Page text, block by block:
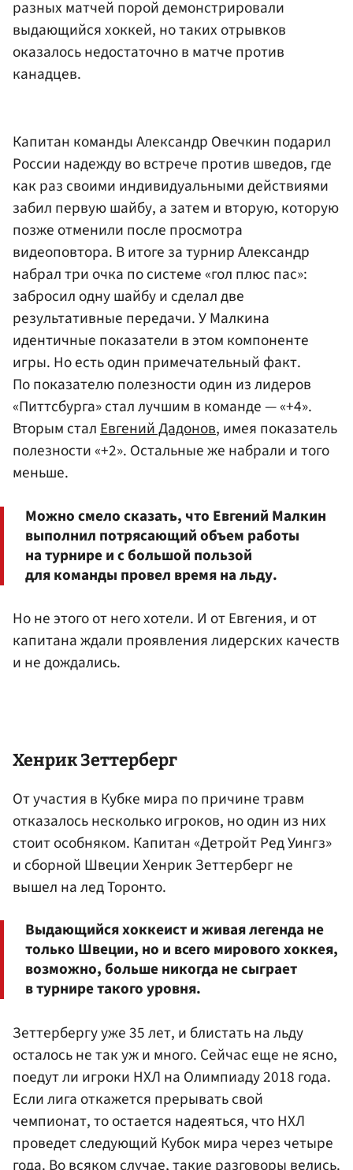
разных матчей порой демонстрировали
выдающийся хоккей, но таких отрывков
оказалось недостаточно в матче против
канадцев.
Капитан команды Александр Овечкин подарил
России надежду во встрече против шведов, где
как раз своими индивидуальными действиями
забил первую шайбу, а затем и вторую, которую
позже отменили после просмотра
видеоповтора. В итоге за турнир Александр
набрал три очка по системе «гол плюс пас»:
забросил одну шайбу и сделал две
результативные передачи. У Малкина
идентичные показатели в этом компоненте
игры. Но есть один примечательный факт.
По показателю полезности один из лидеров
«Питтсбурга» стал лучшим в команде — «+4».
Вторым сталЕвгений Дадонов, имея показатель
полезности «+2». Остальные же набрали и того
меньше.
Можно смело сказать, что Евгений Малкин
выполнил потрясающий объем работы
на турнире и с большой пользой
для команды провел время на льду.
Но не этого от него хотели. И от Евгения, и от
капитана ждали проявления лидерских качеств
и не дождались.
Хенрик Зеттерберг
От участия в Кубке мира по причине травм
отказалось несколько игроков, но один из них
стоит особняком. Капитан «Детройт Ред Уингз»
и сборной Швеции Хенрик Зеттерберг не
вышел на лед Торонто.
Выдающийся хоккеист и живая легенда не
только Швеции, но и всего мирового хоккея,
возможно, больше никогда не сыграет
в турнире такого уровня.
Зеттербергу уже 35 лет, и блистать на льду
осталось не так уж и много. Сейчас еще не ясно,
поедут ли игроки НХЛ на Олимпиаду 2018 года.
Если лига откажется прерывать свой
чемпионат, то остается надеяться, что НХЛ
проведет следующий Кубок мира через четыре
года. Во всяком случае, такие разговоры велись.